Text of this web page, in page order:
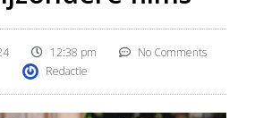
12:38 pm
No Comments
Redactie